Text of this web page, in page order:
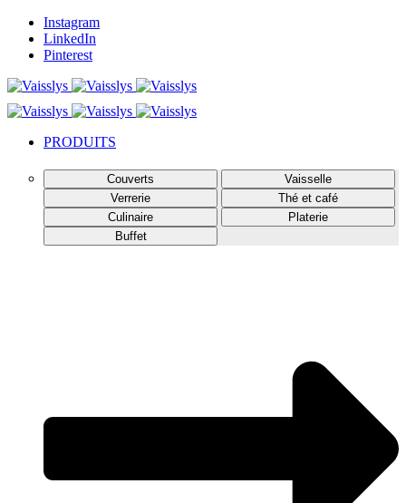
Instagram
LinkedIn
Pinterest
PRODUITS
Couverts
Vaisselle
Verrerie
Thé et café
Culinaire
Platerie
Buffet